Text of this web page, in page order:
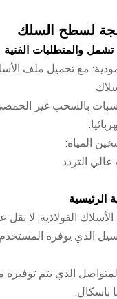
لسطح السلك
الفولاذية: لا تقل عن 1.5
الذي يتم